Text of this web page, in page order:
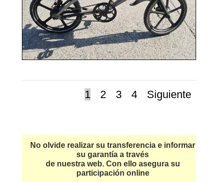
1 2 3 4 Siguiente
No olvide realizar su transferencia e informar
su garantía a través
de nuestra web. Con ello asegura su
participación online